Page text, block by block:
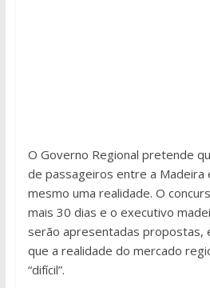
O Governo Regional pretende
de passageiros entre a Madeira
mesmo uma realidade. O
mais 30 dias e o executivo
serão apresentadas propostas,
que a realidade do mercado
“difícil”.